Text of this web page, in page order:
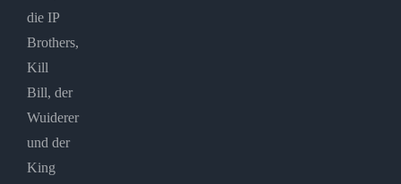
die IP
Brothers,
Kill
Bill, der
Wuiderer
und der
King